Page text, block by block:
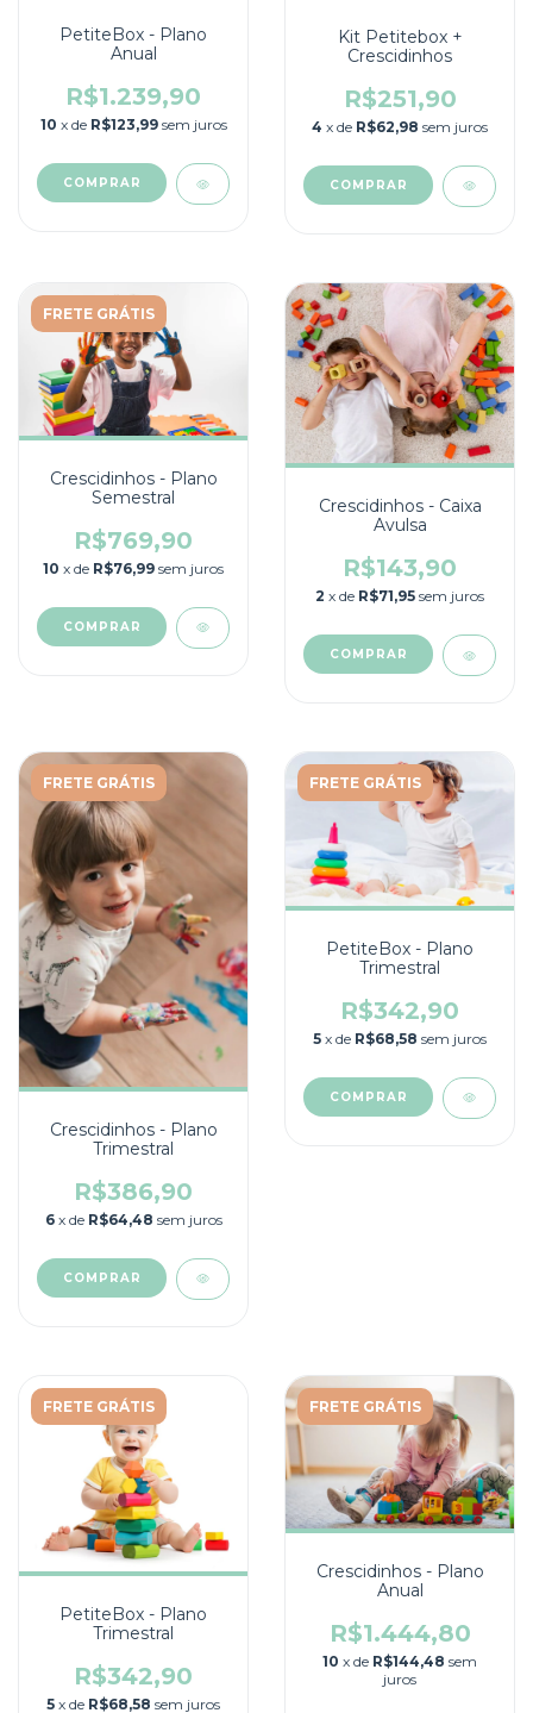
PetiteBox - Plano
Anual
R$1.239,90
10 x de R$123,99 sem juros
COMPRAR
Kit Petitebox +
Crescidinhos
R$251,90
4 x de R$62,98 sem juros
COMPRAR
FRETE GRÁTIS
Crescidinhos - Plano
Semestral
R$769,90
10 x de R$76,99 sem juros
COMPRAR
Crescidinhos - Caixa
Avulsa
R$143,90
2 x de R$71,95 sem juros
COMPRAR
FRETE GRÁTIS
Crescidinhos - Plano
Trimestral
R$386,90
6 x de R$64,48 sem juros
COMPRAR
FRETE GRÁTIS
PetiteBox - Plano
Trimestral
R$342,90
5 x de R$68,58 sem juros
COMPRAR
FRETE GRÁTIS
PetiteBox - Plano
Trimestral
R$342,90
5 x de R$68,58 sem juros
FRETE GRÁTIS
Crescidinhos - Plano
Anual
R$1.444,80
10 x de R$144,48 sem
juros